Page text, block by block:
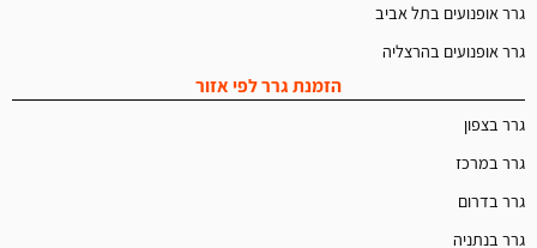
גרר אופנועים בתל אביב
גרר אופנועים בהרצליה
הזמנת גרר לפי אזור
גרר בצפון
גרר במרכז
גרר בדרום
גרר בנתניה